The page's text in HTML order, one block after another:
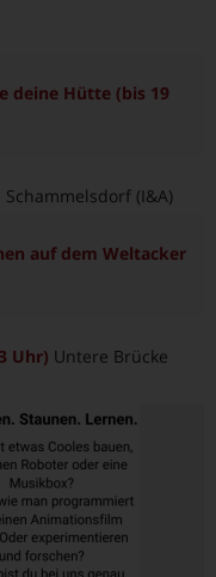
deine Hütte (bis 19
(I&A)
auf dem Weltacker
Uhr) Untere Brücke